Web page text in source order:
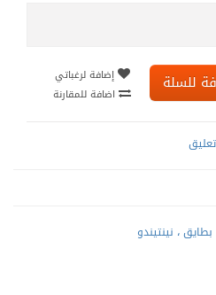
للسلة
إضافة لرغباتي
اضافة للمقارنة
، نينتيندو